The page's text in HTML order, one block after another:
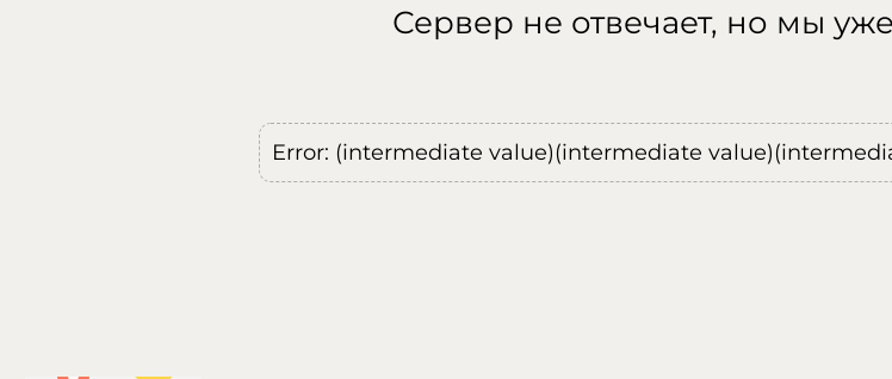
Сервер не отвечает, но мы
Error: (intermediate value)(intermediate